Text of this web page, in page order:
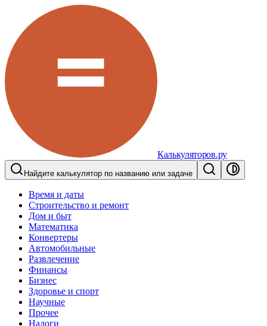
Калькуляторов.ру
Найдите калькулятор по названию или задаче
Время и даты
Строительство и ремонт
Дом и быт
Математика
Конвертеры
Автомобильные
Развлечение
Финансы
Бизнес
Здоровье и спорт
Научные
Прочее
Налоги